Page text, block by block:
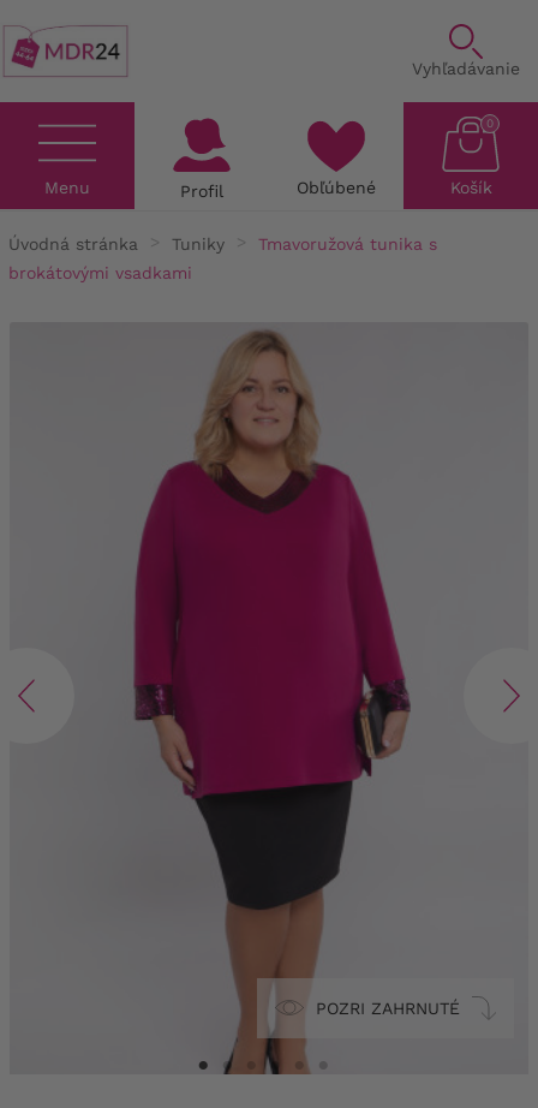
Vyhľadávanie
Menu Profil Obľúbené Košík
0
Úvodná stránka Tuniky
Tmavoružová tunika s
brokátovými vsadkami
POZRI ZAHRNUTÉ